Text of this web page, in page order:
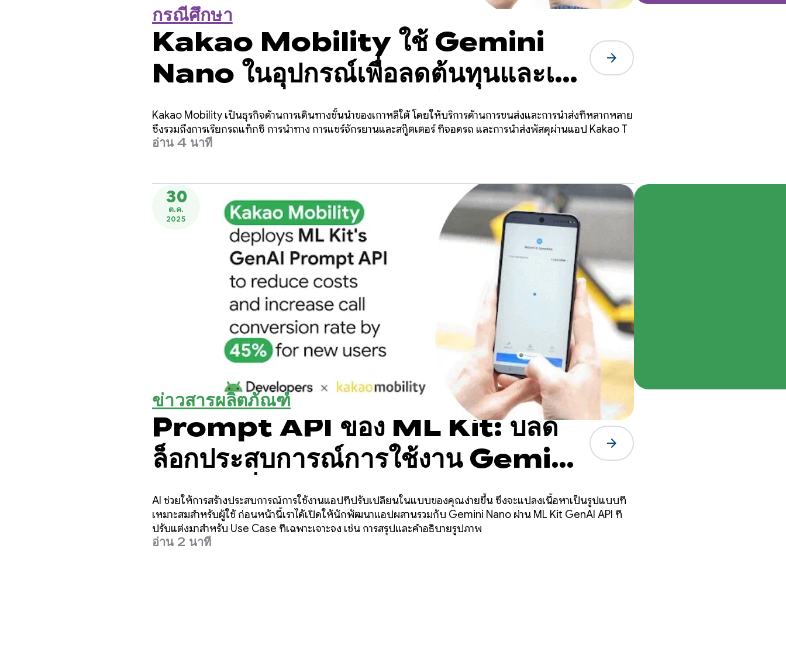
กรณีศึกษา
Kakao Mobility ใช้ Gemini
Nano ในอุปกรณ์เพื่อลดต้นทุนและเพิ่ม
Conversion จากการโทรได้ 45%
arrow_forward
Kakao Mobility เป็นธุรกิจด้านการเดินทางชั้นนำของเกาหลีใต้ โดยให้บริการด้านการขนส่งและการนำส่งที่หลากหลาย
ซึ่งรวมถึงการเรียกรถแท็กซี่ การนำทาง การแชร์จักรยานและสกู๊ตเตอร์ ที่จอดรถ และการนำส่งพัสดุผ่านแอป Kakao T
อ่าน 4 นาที
30
ต.ค.
2025
ข่าวสารผลิตภัณฑ์
Prompt API ของ ML Kit: ปลด
ล็อกประสบการณ์การใช้งาน Gemini
Nano ที่กำหนดเองในอุปกรณ์
arrow_forward
AI ช่วยให้การสร้างประสบการณ์การใช้งานแอปที่ปรับเปลี่ยนในแบบของคุณง่ายขึ้น ซึ่งจะแปลงเนื้อหาเป็นรูปแบบที่
เหมาะสมสำหรับผู้ใช้ ก่อนหน้านี้เราได้เปิดให้นักพัฒนาแอปผสานรวมกับ Gemini Nano ผ่าน ML Kit GenAI API ที่
ปรับแต่งมาสำหรับ Use Case ที่เฉพาะเจาะจง เช่น การสรุปและคำอธิบายรูปภาพ
อ่าน 2 นาที